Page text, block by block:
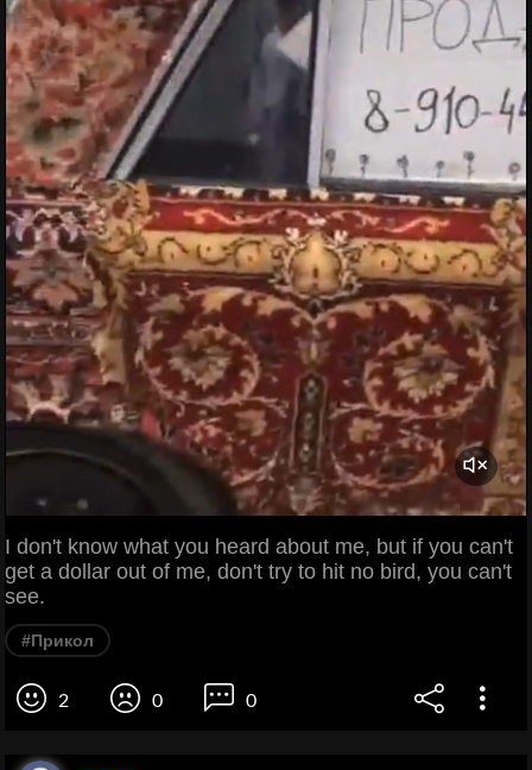
I don't know what you heard about me, but if you can't
get a dollar out of me, don't try to hit no bird, you can't
see.
#Прикол
2 0 0